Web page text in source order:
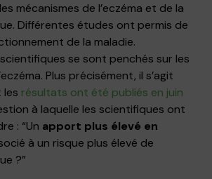
mécanismes de l’eczéma et de la
Différentes études ont permis de
de la maladie.
se sont penchés sur les
Plus précisément, il s’agit
les résultats ont été publiés en juin
à laquelle les scientifiques ont
: “Un apport plus élevé en
à un risque plus élevé de
?”